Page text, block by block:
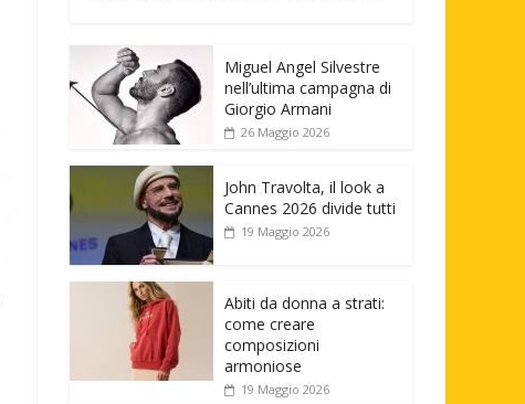
Miguel Angel Silvestre
nell’ultima campagna di
Giorgio Armani
26 Maggio 2026
John Travolta, il look a
Cannes 2026 divide tutti
19 Maggio 2026
Abiti da donna a strati:
come creare
composizioni
armoniose
19 Maggio 2026